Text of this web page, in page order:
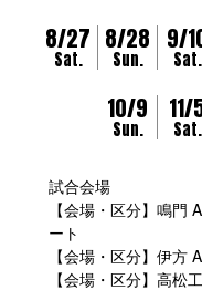
8/27
Sat.
8/28
Sun.
9/
Sat.
10/9
Sun.
11/
Sat.
試合会場
【会場・区分】鳴門
ート
【会場・区分】伊方
【会場・区分】高松